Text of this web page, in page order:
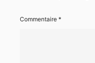
Commentaire *